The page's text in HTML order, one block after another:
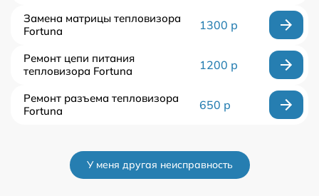
Замена матрицы тепловизора
Fortuna
1300 р
Ремонт цепи питания
тепловизора Fortuna
1200 р
Ремонт разъема тепловизора
Fortuna
650 р
У меня другая неисправность